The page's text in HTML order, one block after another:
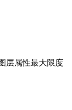
层属性最大限度